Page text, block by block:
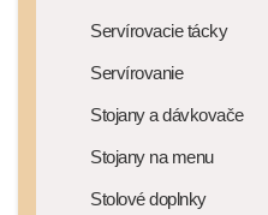
Servírovacie tácky
Servírovanie
Stojany a dávkovače
Stojany na menu
Stolové doplnky